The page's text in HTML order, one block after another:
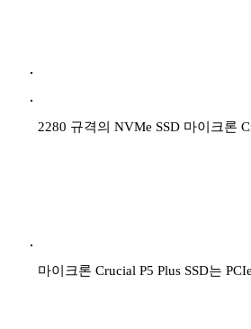
2280 규격의 NVMe SSD 마이크론
마이크론 Crucial P5 Plus SSD는